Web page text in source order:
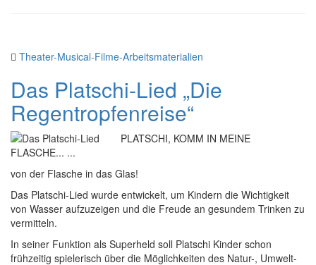
Theater-Musical-Filme-Arbeitsmaterialien
Das Platschi-Lied „Die
Regentropfenreise“
PLATSCHI, KOMM IN MEINE
FLASCHE... ...
von der Flasche in das Glas!
Das Platschi-Lied wurde entwickelt, um Kindern die Wichtigkeit
von Wasser aufzuzeigen und die Freude an gesundem Trinken zu
vermitteln.
In seiner Funktion als Superheld soll Platschi Kinder schon
frühzeitig spielerisch über die Möglichkeiten des Natur-, Umwelt-